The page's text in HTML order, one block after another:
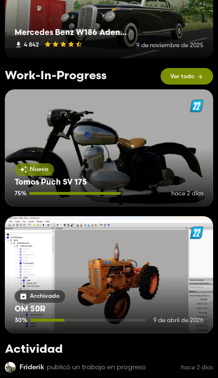
Mercedes Benz W186 Adenauer
4 842 9 de noviembre de 2025
Work-In-Progress Ver todo
Nuevo
Tomos Puch SV 175
75% hace 2 días
Archivado
OM 50R
30% 9 de abril de 2026
Actividad
Friderik publicó un trabajo en progreso hace 2 días